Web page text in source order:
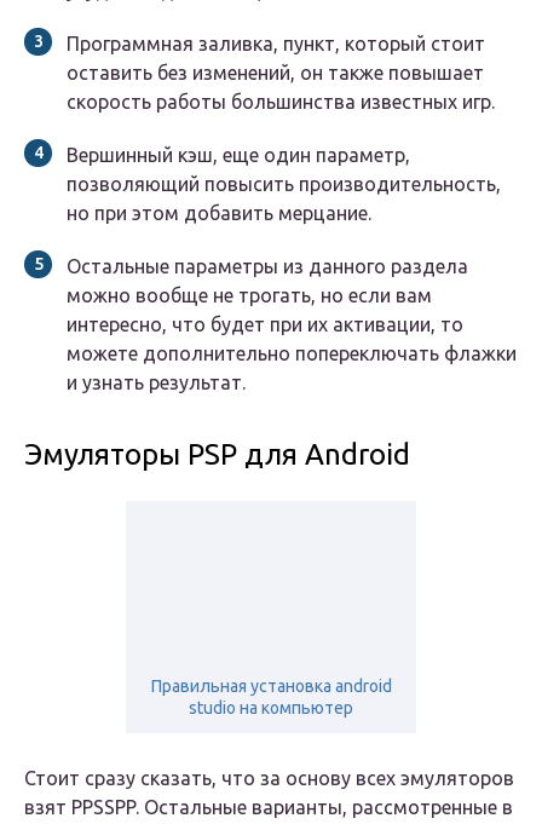
Программная заливка, пункт, который стоит
оставить без изменений, он также повышает
скорость работы большинства известных игр.
Вершинный кэш, еще один параметр,
позволяющий повысить производительность,
но при этом добавить мерцание.
Остальные параметры из данного раздела
можно вообще не трогать, но если вам
интересно, что будет при их активации, то
можете дополнительно попереключать флажки
и узнать результат.
Эмуляторы PSP для Android
Правильная установка android
studio на компьютер
Стоит сразу сказать, что за основу всех эмуляторов
взят PPSSPP. Остальные варианты, рассмотренные в